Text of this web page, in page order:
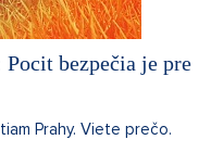
bezpečia je pre
Prahy. Viete prečo.